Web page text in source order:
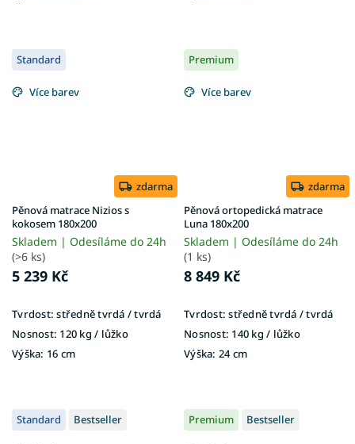
Standard
Více barev
zdarma
Pěnová matrace Nizios s
kokosem 180x200
Skladem | Odesíláme do 24h
(>6 ks)
5 239 Kč
Tvrdost: středně tvrdá / tvrdá
Nosnost: 120 kg ​​​​​/ lůžko
Výška: 16 cm
Premium
Více barev
zdarma
Pěnová ortopedická matrace
Luna 180x200
Skladem | Odesíláme do 24h
(1 ks)
8 849 Kč
Tvrdost: středně tvrdá / tvrdá
Nosnost: 140 kg ​​​​​/ lůžko
Výška: 24 cm
Standard Bestseller Premium Bestseller